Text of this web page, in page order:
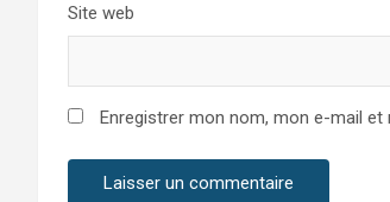
Site web
Enregistrer mon nom, mon e-mail